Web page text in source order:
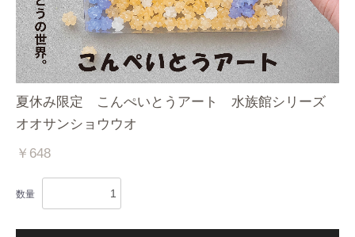
夏休み限定 こんぺいとうアート 水族館シリーズ
オオサンショウウオ
￥648
数量